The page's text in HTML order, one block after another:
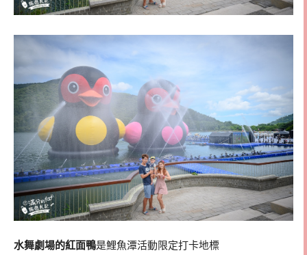
水舞劇場的紅面鴨是鯉魚潭活動限定打卡地標